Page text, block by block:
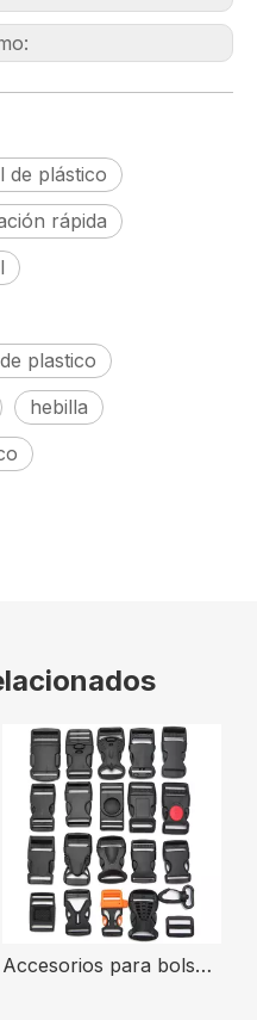
de plástico
rápida
plastico
hebilla
Accesorios para bolsos Hebilla de plástico negra de liberación rápida con liberación lateral ajustable táctica